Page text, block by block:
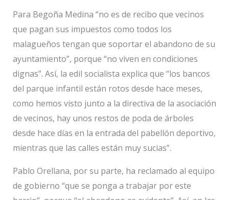
Para Begoña Medina “no es de recibo que vecinos
que pagan sus impuestos como todos los
malagueños tengan que soportar el abandono de su
ayuntamiento”, porque “no viven en condiciones
dignas”. Así, la edil socialista explica que “los bancos
del parque infantil están rotos desde hace meses,
como hemos visto junto a la directiva de la asociación
de vecinos, hay unos restos de poda de árboles
desde hace días en la entrada del pabellón deportivo,
mientras que las calles están muy sucias”.
Pablo Orellana, por su parte, ha reclamado al equipo
de gobierno “que se ponga a trabajar por este